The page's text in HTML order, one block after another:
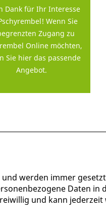
Dank für Ihr Interesse
Wenn Sie
Zugang zu
Online möchten,
Sie hier das passende
Angebot.
werden immer
Daten in
und kann